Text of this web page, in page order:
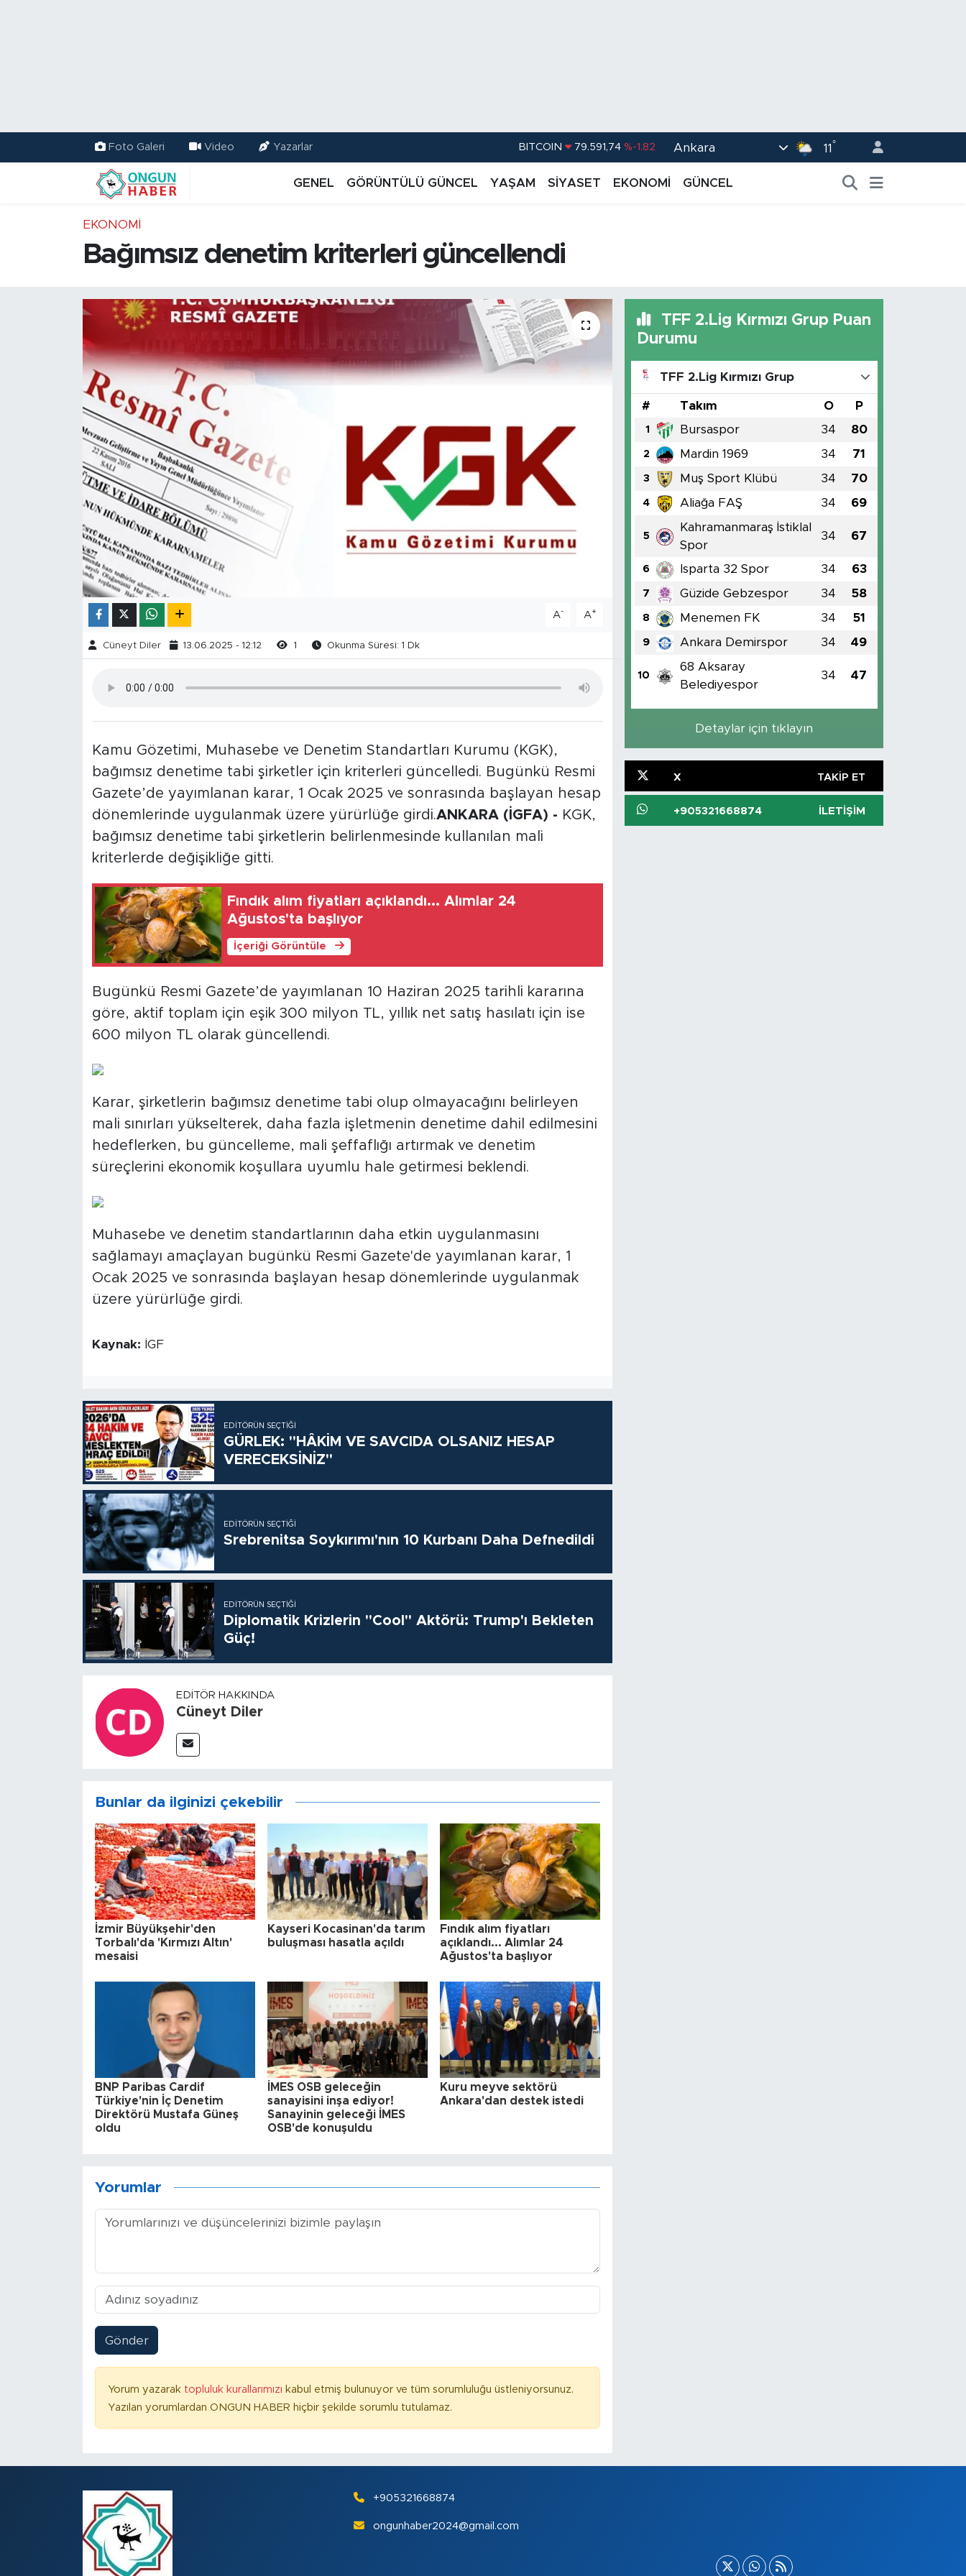
Foto Galeri Video Yazarlar DOLAR 45,43620 %0.02
BİST100
Ankara 11 °
GENEL GÖRÜNTÜLÜ GÜNCEL YAŞAM SİYASET EKONOMİ GÜNCEL
EKONOMİ
Bağımsız denetim kriterleri güncellendi
A- A+
Cüneyt Diler 13.06.2025 - 12:12 1 Okunma Süresi: 1 Dk
Kamu Gözetimi, Muhasebe ve Denetim Standartları Kurumu (KGK),
bağımsız denetime tabi şirketler için kriterleri güncelledi. Bugünkü Resmi
Gazete’de yayımlanan karar, 1 Ocak 2025 ve sonrasında başlayan hesap
dönemlerinde uygulanmak üzere yürürlüğe girdi.ANKARA (İGFA) - KGK,
bağımsız denetime tabi şirketlerin belirlenmesinde kullanılan mali
kriterlerde değişikliğe gitti.
Fındık alım fiyatları açıklandı... Alımlar 24
Ağustos'ta başlıyor
İçeriği Görüntüle
Bugünkü Resmi Gazete’de yayımlanan 10 Haziran 2025 tarihli kararına
göre, aktif toplam için eşik 300 milyon TL, yıllık net satış hasılatı için ise
600 milyon TL olarak güncellendi.
Karar, şirketlerin bağımsız denetime tabi olup olmayacağını belirleyen
mali sınırları yükselterek, daha fazla işletmenin denetime dahil edilmesini
hedeflerken, bu güncelleme, mali şeffaflığı artırmak ve denetim
süreçlerini ekonomik koşullara uyumlu hale getirmesi beklendi.
Muhasebe ve denetim standartlarının daha etkin uygulanmasını
sağlamayı amaçlayan bugünkü Resmi Gazete'de yayımlanan karar, 1
Ocak 2025 ve sonrasında başlayan hesap dönemlerinde uygulanmak
üzere yürürlüğe girdi.
Kaynak: İGF
EDITÖRÜN SEÇTIĞI
GÜRLEK: "HÂKİM VE SAVCIDA OLSANIZ HESAP
VERECEKSİNİZ"
EDITÖRÜN SEÇTIĞI
Srebrenitsa Soykırımı'nın 10 Kurbanı Daha Defnedildi
EDITÖRÜN SEÇTIĞI
Diplomatik Krizlerin "Cool" Aktörü: Trump'ı Bekleten
Güç!
EDITÖR HAKKINDA
Cüneyt Diler
Bunlar da ilginizi çekebilir
İzmir Büyükşehir'den
Torbalı'da 'Kırmızı Altın'
mesaisi
Kayseri Kocasinan'da tarım
buluşması hasatla açıldı
Fındık alım fiyatları
açıklandı... Alımlar 24
Ağustos'ta başlıyor
BNP Paribas Cardif
Türkiye'nin İç Denetim
Direktörü Mustafa Güneş
oldu
İMES OSB geleceğin
sanayisini inşa ediyor!
Sanayinin geleceği İMES
OSB'de konuşuldu
Kuru meyve sektörü
Ankara'dan destek istedi
Yorumlar
Gönder
Yorum yazarak topluluk kurallarımızı kabul etmiş bulunuyor ve tüm sorumluluğu üstleniyorsunuz.
Yazılan yorumlardan ONGUN HABER hiçbir şekilde sorumlu tutulamaz.
TFF 2.Lig Kırmızı Grup Puan
Durumu
TFF 2.Lig Kırmızı Grup
# Takım O P
1 Bursaspor 34 80
2 Mardin 1969 34 71
3 Muş Sport Klübü 34 70
4 Aliağa FAŞ 34 69
5
Kahramanmaraş İstiklal
Spor
34 67
6 Isparta 32 Spor 34 63
7 Güzide Gebzespor 34 58
8 Menemen FK 34 51
9 Ankara Demirspor 34 49
10
68 Aksaray
Belediyespor
34 47
Detaylar için tıklayın
X TAKIP ET
+905321668874 İLETIŞIM
+905321668874
ongunhaber2024@gmail.com
Trafik Durumu
TFF 2.Lig Kırmızı Grup Puan Durumu ve Fikstür
Haber Arşivi